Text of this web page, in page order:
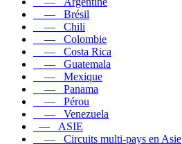
— Brésil
— Chili
— Colombie
— Costa Rica
— Guatemala
— Mexique
— Panama
— Pérou
— Venezuela
— ASIE
— Circuits multi-pays en Asie